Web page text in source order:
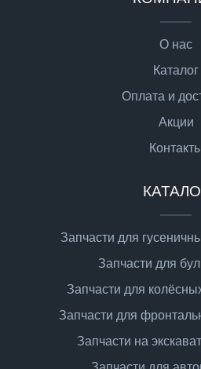
О нас
Каталог
Оплата и
Акции
Запчасти для
Запчасти для
Запчасти для
Запчасти для
Запчасти на